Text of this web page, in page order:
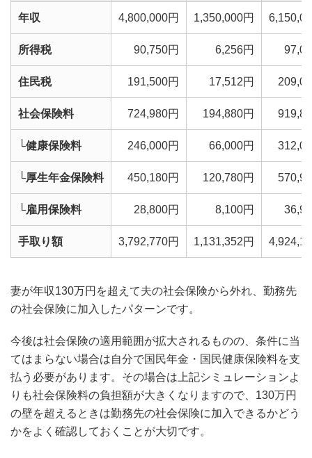
年収 4,800,000円 1,350,000円
所得税 90,750円 6,256円
住民税 191,500円 17,512円
社会保険料 724,980円 194,880円
└健康保険料 246,000円 66,000円
└厚生年金保険料 450,180円 120,780円
└雇用保険料 28,800円 8,100円
手取り額 3,792,770円 1,131,352円
妻が年収130万円を超えて夫の社会保険から外れ、勤務先
の社会保険に加入したパターンです。
今後は社会保険の適用範囲が拡大されるものの、条件に当
てはまらない場合は自分で国民年金・国民健康保険料を支
払う必要があります。その場合は上記シミュレーションよ
りも社会保険料の負担額が大きくなりますので、130万円
の壁を超えるときは勤務先の社会保険に加入できるかどう
かをよく確認しておくことが大切です。